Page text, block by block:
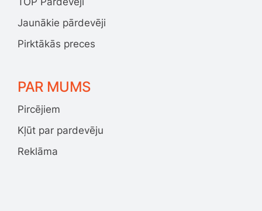
Jaunākie pārdevēji
Pirktākās preces
PAR MUMS
Pircējiem
Kļūt par pardevēju
Reklāma